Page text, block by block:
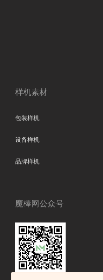
样机素材
包装样机
设备样机
品牌样机
魔棒网公众号